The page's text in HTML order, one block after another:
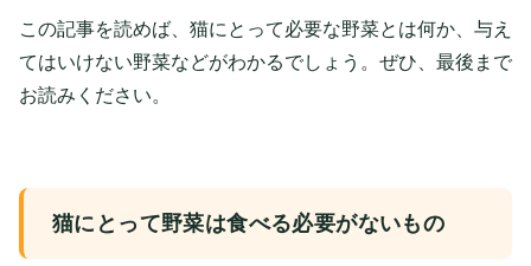
この記事を読めば、猫にとって必要な野菜とは何か、与え
てはいけない野菜などがわかるでしょう。ぜひ、最後まで
お読みください。
猫にとって野菜は食べる必要がないもの